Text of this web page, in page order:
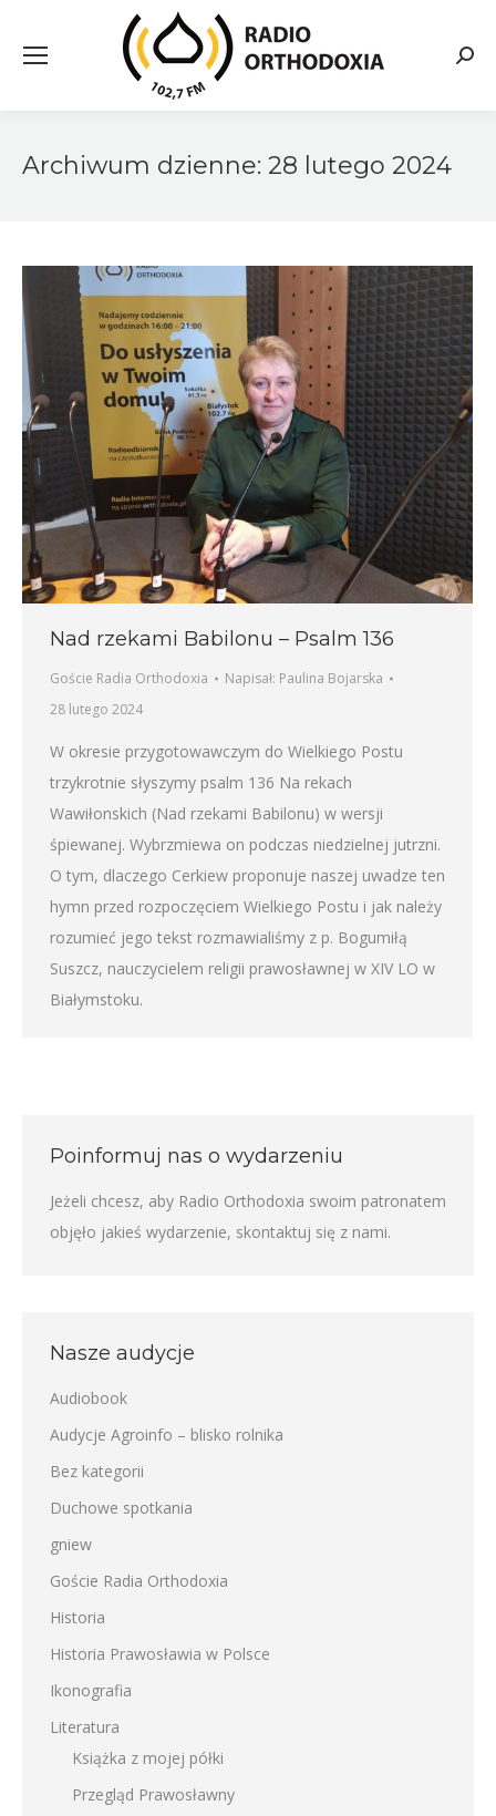
Archiwum dzienne: 28 lutego 2024
Nad rzekami Babilonu – Psalm 136
Goście Radia Orthodoxia Napisał: Paulina Bojarska
28 lutego 2024
W okresie przygotowawczym do Wielkiego Postu
trzykrotnie słyszymy psalm 136 Na rekach
Wawiłonskich (Nad rzekami Babilonu) w wersji
śpiewanej. Wybrzmiewa on podczas niedzielnej jutrzni.
O tym, dlaczego Cerkiew proponuje naszej uwadze ten
hymn przed rozpoczęciem Wielkiego Postu i jak należy
rozumieć jego tekst rozmawialiśmy z p. Bogumiłą
Suszcz, nauczycielem religii prawosławnej w XIV LO w
Białymstoku.
Poinformuj nas o wydarzeniu
Jeżeli chcesz, aby Radio Orthodoxia swoim patronatem
objęło jakieś wydarzenie, skontaktuj się z nami.
Nasze audycje
Audiobook
Audycje Agroinfo – blisko rolnika
Bez kategorii
Duchowe spotkania
gniew
Goście Radia Orthodoxia
Historia
Historia Prawosławia w Polsce
Ikonografia
Literatura
Książka z mojej półki
Przegląd Prawosławny